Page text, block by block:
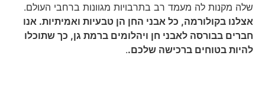
לה מעמד רב בתרבויות מגוונות ברחבי העולם.
בקולורמה, כל אבני החן הן טבעיות ואמיתיות. אנו
בבורסה לאבני חן ויהלומים ברמת גן, כך שתוכלו
בטוחים ברכישה שלכם..